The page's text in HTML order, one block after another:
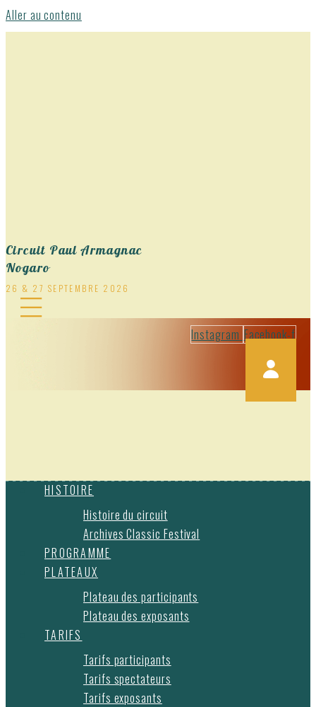
Aller au contenu
Circuit Paul Armagnac
Nogaro
26 & 27 SEPTEMBRE 2026
Instagram Facebook-f
HISTOIRE
Histoire du circuit
Archives Classic Festival
PROGRAMME
PLATEAUX
Plateau des participants
Plateau des exposants
TARIFS
Tarifs participants
Tarifs spectateurs
Tarifs exposants